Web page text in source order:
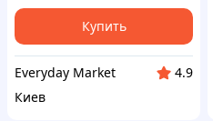
Купить
Everyday Market
4.9
Киев